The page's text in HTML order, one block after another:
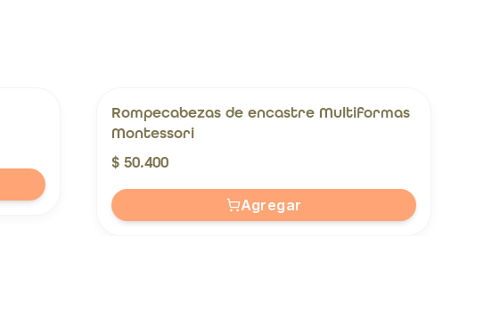
Rompecabezas de encastre Multiformas
Montessori
$ 50.400
Agregar